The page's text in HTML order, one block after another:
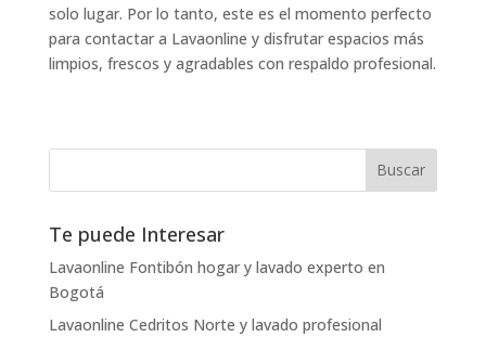
solo lugar. Por lo tanto, este es el momento perfecto
para contactar a Lavaonline y disfrutar espacios más
limpios, frescos y agradables con respaldo profesional.
Te puede Interesar
Lavaonline Fontibón hogar y lavado experto en
Bogotá
Lavaonline Cedritos Norte y lavado profesional